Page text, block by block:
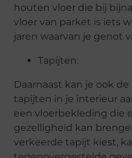
houten vloer die bij
vloer van parket is iets
jaren waarvan je genot
Tapijten:
Daarnaast kan je ook
tapijten in je interieur
een vloerbekleding die
gezelligheid kan
verkeerde tapijt kiest,